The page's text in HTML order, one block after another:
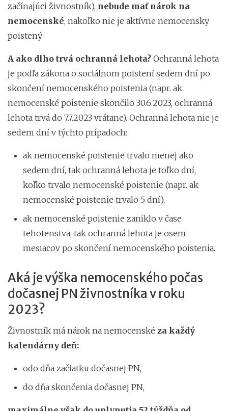
začínajúci živnostník), nebude mať nárok na
nemocenské, nakoľko nie je aktívne nemocensky
poistený.
A ako dlho trvá ochranná lehota? Ochranná lehota
je podľa zákona o sociálnom poistení sedem dní po
skončení nemocenského poistenia (napr. ak
nemocenské poistenie skončilo 30.6.2023, ochranná
lehota trvá do 7.7.2023 vrátane). Ochranná lehota nie je
sedem dní v týchto prípadoch:
ak nemocenské poistenie trvalo menej ako
sedem dní, tak ochranná lehota je toľko dní,
koľko trvalo nemocenské poistenie (napr. ak
nemocenské poistenie trvalo 5 dní),
ak nemocenské poistenie zaniklo v čase
tehotenstva, tak ochranná lehota je osem
mesiacov po skončení nemocenského poistenia.
Aká je výška nemocenského počas
dočasnej PN živnostníka v roku
2023?
Živnostník má nárok na nemocenské za každý
kalendárny deň:
odo dňa začiatku dočasnej PN,
do dňa skončenia dočasnej PN,